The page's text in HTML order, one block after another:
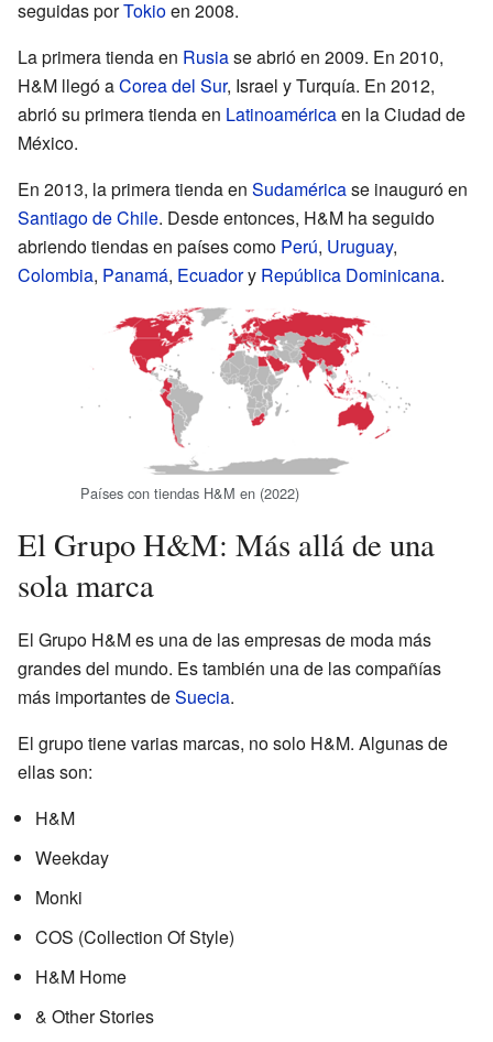
seguidas porTokioen 2008.
La primera tienda en Rusiase abrió en 2009. En 2010,
H&M llegó aCorea del Sur, Israel y Turquía. En 2012,
abrió su primera tienda en Latinoaméricaen la Ciudad de
México.
En 2013, la primera tienda en Sudaméricase inauguró en
Santiago de Chile. Desde entonces, H&M ha seguido
abriendo tiendas en países como Perú, Uruguay,
Colombia, Panamá, Ecuadory República Dominicana.
Países con tiendas H&M en (2022)
El Grupo H&M: Más allá de una
sola marca
El Grupo H&M es una de las empresas de moda más
grandes del mundo. Es también una de las compañías
más importantes deSuecia.
El grupo tiene varias marcas, no solo H&M. Algunas de
ellas son:
H&M
Weekday
Monki
COS (Collection Of Style)
H&M Home
& Other Stories